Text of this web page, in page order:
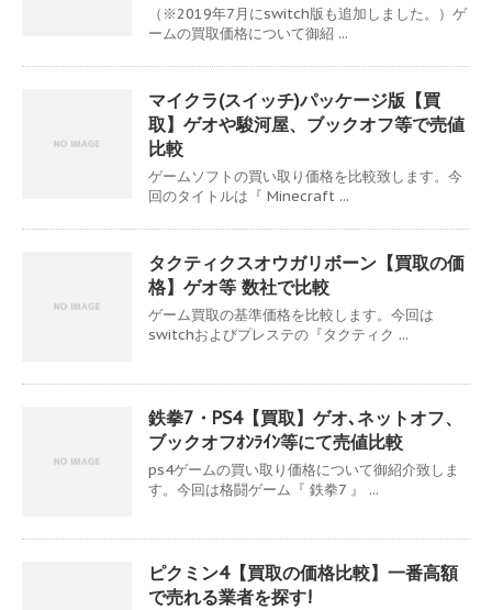
（※2019年7月にswitch版も追加しました。）ゲ
ームの買取価格について御紹 ...
マイクラ(スイッチ)パッケージ版【買
取】ゲオや駿河屋、ブックオフ等で売値
比較
ゲームソフトの買い取り価格を比較致します。今
回のタイトルは『 Minecraft ...
タクティクスオウガリボーン【買取の価
格】ゲオ等 数社で比較
ゲーム買取の基準価格を比較します。今回は
switchおよびプレステの『タクティク ...
鉄拳7・PS4【買取】ゲオ､ネットオフ、
ブックオフｵﾝﾗｲﾝ等にて売値比較
ps4ゲームの買い取り価格について御紹介致しま
す。今回は格闘ゲーム『 鉄拳7 』 ...
ピクミン4【買取の価格比較】一番高額
で売れる業者を探す!